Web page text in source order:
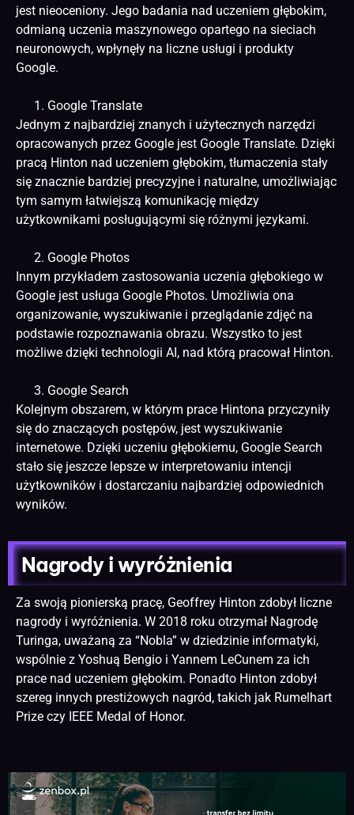
jest nieoceniony. Jego badania nad uczeniem głębokim,
odmianą uczenia maszynowego opartego na sieciach
neuronowych, wpłynęły na liczne usługi i produkty
Google.
Google Translate
Jednym z najbardziej znanych i użytecznych narzędzi
opracowanych przez Google jest Google Translate. Dzięki
pracą Hinton nad uczeniem głębokim, tłumaczenia stały
się znacznie bardziej precyzyjne i naturalne, umożliwiając
tym samym łatwiejszą komunikację między
użytkownikami posługującymi się różnymi językami.
Google Photos
Innym przykładem zastosowania uczenia głębokiego w
Google jest usługa Google Photos. Umożliwia ona
organizowanie, wyszukiwanie i przeglądanie zdjęć na
podstawie rozpoznawania obrazu. Wszystko to jest
możliwe dzięki technologii AI, nad którą pracował Hinton.
Google Search
Kolejnym obszarem, w którym prace Hintona przyczyniły
się do znaczących postępów, jest wyszukiwanie
internetowe. Dzięki uczeniu głębokiemu, Google Search
stało się jeszcze lepsze w interpretowaniu intencji
użytkowników i dostarczaniu najbardziej odpowiednich
wyników.
Nagrody i wyróżnienia
Za swoją pionierską pracę, Geoffrey Hinton zdobył liczne
nagrody i wyróżnienia. W 2018 roku otrzymał Nagrodę
Turinga, uważaną za “Nobla” w dziedzinie informatyki,
wspólnie z Yoshuą Bengio i Yannem LeCunem za ich
prace nad uczeniem głębokim. Ponadto Hinton zdobył
szereg innych prestiżowych nagród, takich jak Rumelhart
Prize czy IEEE Medal of Honor.